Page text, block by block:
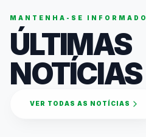
MANTENHA-SE INFORMADO
ÚLTIMAS
NOTÍCIAS
VER TODAS AS NOTÍCIAS